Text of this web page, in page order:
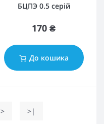
БЦПЭ 0.5 серій
170 ₴
До кошика
> >|